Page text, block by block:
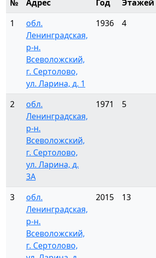
№ Адрес Год Этажей
1
обл.
Ленинградская,
р-н.
Всеволожский,
г. Сертолово,
ул. Ларина, д. 1
1936 4
2
обл.
Ленинградская,
р-н.
Всеволожский,
г. Сертолово,
ул. Ларина, д.
3А
1971 5
3
обл.
Ленинградская,
р-н.
Всеволожский,
г. Сертолово,
2015 13